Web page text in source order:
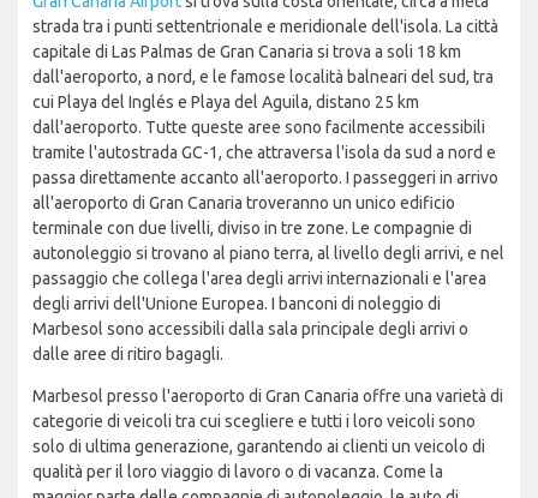
strada tra i punti settentrionale e meridionale dell'isola. La città
capitale di Las Palmas de Gran Canaria si trova a soli 18 km
dall'aeroporto, a nord, e le famose località balneari del sud, tra
cui Playa del Inglés e Playa del Aguila, distano 25 km
dall'aeroporto. Tutte queste aree sono facilmente accessibili
tramite l'autostrada GC-1, che attraversa l'isola da sud a nord e
passa direttamente accanto all'aeroporto. I passeggeri in arrivo
all'aeroporto di Gran Canaria troveranno un unico edificio
terminale con due livelli, diviso in tre zone. Le compagnie di
autonoleggio si trovano al piano terra, al livello degli arrivi, e nel
passaggio che collega l'area degli arrivi internazionali e l'area
degli arrivi dell'Unione Europea. I banconi di noleggio di
Marbesol sono accessibili dalla sala principale degli arrivi o
dalle aree di ritiro bagagli.
Marbesol presso l'aeroporto di Gran Canaria offre una varietà di
categorie di veicoli tra cui scegliere e tutti i loro veicoli sono
solo di ultima generazione, garantendo ai clienti un veicolo di
qualità per il loro viaggio di lavoro o di vacanza. Come la